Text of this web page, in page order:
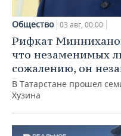
Общество 03 авг, 00:00
Рифкат
что незаменимых
сожалению, он
В Татарстане прошел
Хузина